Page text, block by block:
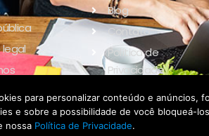
Blog
Contato
Política de
Privacidade
para personalizar conteúdo e anúncios,
e sobre a possibilidade de você bloqueá-
nossa Política de Privacidade.